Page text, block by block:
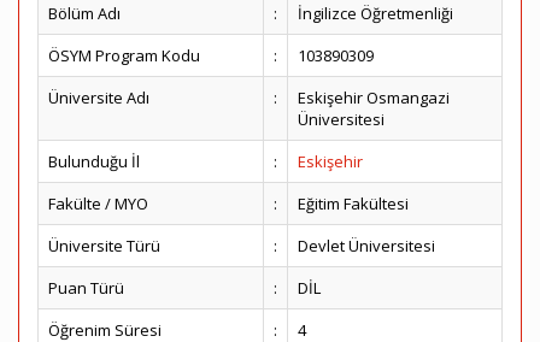
Bölüm Adı :
İngilizce Öğretmenliği
ÖSYM Program Kodu
:
103890309
Üniversite Adı
:
Eskişehir Osmangazi
Üniversitesi
Bulunduğu İl
:
Eskişehir
Fakülte / MYO
:
Eğitim Fakültesi
Üniversite Türü
:
Devlet Üniversitesi
Puan Türü
:
DİL
Öğrenim Süresi
:
4